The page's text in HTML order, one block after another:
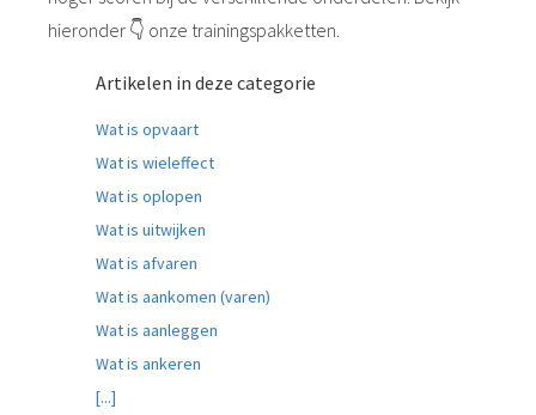
hieronder 👇 onze trainingspakketten.
Artikelen in deze categorie
Wat is opvaart
Wat is wieleffect
Wat is oplopen
Wat is uitwijken
Wat is afvaren
Wat is aankomen (varen)
Wat is aanleggen
Wat is ankeren
[...]